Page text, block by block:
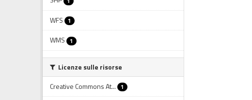
WFS 1
WMS 1
Licenze sulle risorse
Creative Commons At... 1